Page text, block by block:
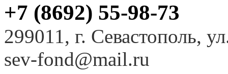
+7 (8692) 55-98-73
299011, г. Севастополь,
sev-fond@mail.ru